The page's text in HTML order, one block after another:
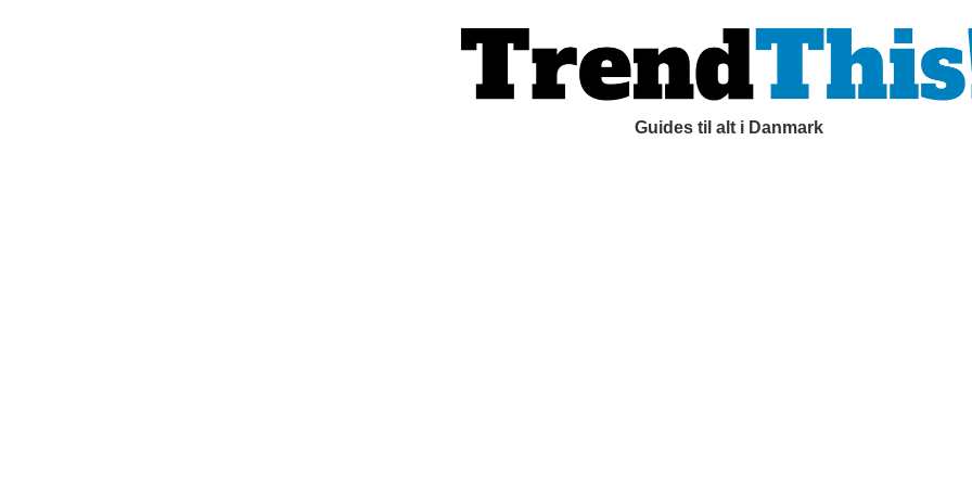
Guides til alt i Danmark